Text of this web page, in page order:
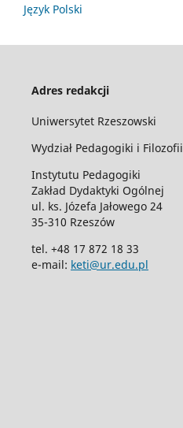
Język Polski
Adres redakcji
Uniwersytet Rzeszowski
Wydział Pedagogiki i Filozofii
Instytutu Pedagogiki
Zakład Dydaktyki Ogólnej
ul. ks. Józefa Jałowego 24
35-310 Rzeszów
tel. +48 17 872 18 33
e-mail: keti@ur.edu.pl